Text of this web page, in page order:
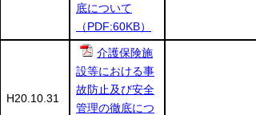
底について
（PDF:60KB）
H20.10.31
介護保険施
設等における事
故防止及び安全
管理の徹底につ